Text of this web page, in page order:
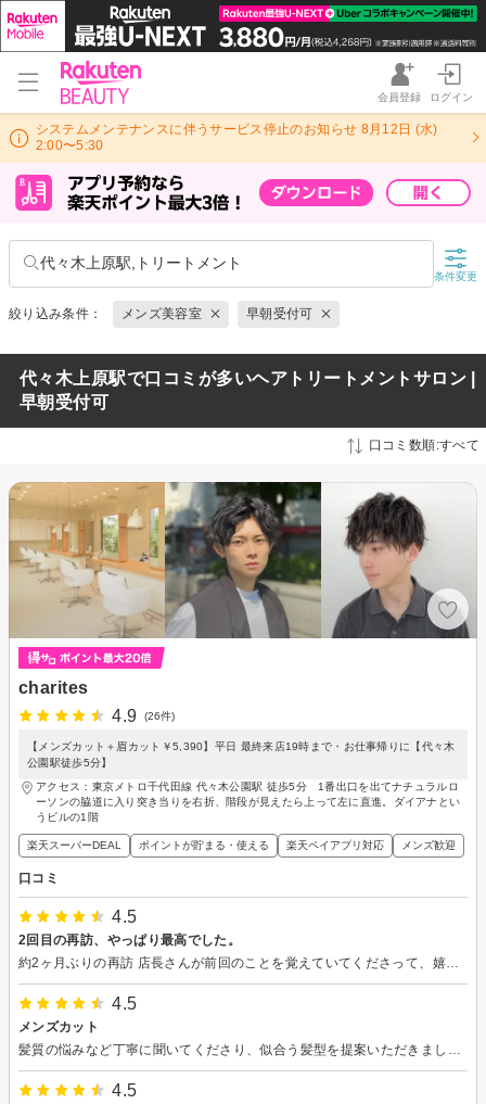
会員登録 ログイン
システムメンテナンスに伴うサービス停止のお知らせ 8月12日 (水)
2:00〜5:30
代々木上原駅,トリートメント
条件変更
絞り込み条件： メンズ美容室 早朝受付可
代々木上原駅で口コミが多いヘアトリートメントサロン |
早朝受付可
口コミ数順:すべて
charites
4.9
(26件)
【メンズカット＋眉カット￥5,390】平日 最終来店19時まで・お仕事帰りに【代々木
公園駅徒歩5分】
アクセス：東京メトロ千代田線 代々木公園駅 徒歩5分 1番出口を出てナチュラルロ
ーソンの脇道に入り突き当りを右折、階段が見えたら上って左に直進。ダイアナとい
うビルの1階
楽天スーパーDEAL ポイントが貯まる・使える 楽天ペイアプリ対応 メンズ歓迎
口コミ
4.5
2回目の再訪、やっぱり最高でした。
約2ヶ月ぶりの再訪 店長さんが前回のことを覚えていてくださって、嬉しい気持ちでスタート。 シャンプーエリアは静かで心地よく、寝落ちしそうになりました。 今回も思い切って短めにカットしていただきましたが、仕上がりに大満足です。
4.5
メンズカット
4.5